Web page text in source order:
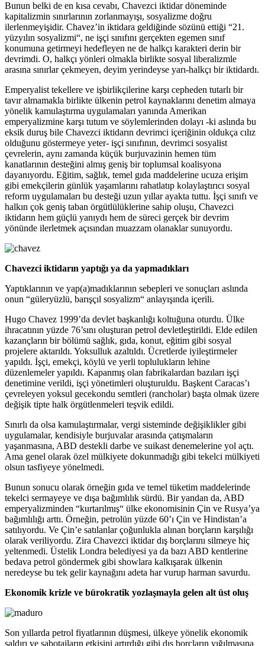
Bunun belki de en kısa cevabı, Chavezci iktidar döneminde
kapitalizmin sınırlarının zorlanmayışı, sosyalizme doğru
ilerlenmeyişidir. Chavez’in iktidara geldiğinde sözünü ettiği “21.
yüzyılın sosyalizmi“, ne işçi sınıfını gerçekten egemen sınıf
konumuna getirmeyi hedefleyen ne de halkçı karakteri derin bir
devrimdi. O, halkçı yönleri olmakla birlikte sosyal liberalizmle
arasına sınırlar çekmeyen, deyim yerindeyse yarı-halkçı bir iktidardı.
Emperyalist tekellere ve işbirlikçilerine karşı cepheden tutarlı bir
tavır almamakla birlikte ülkenin petrol kaynaklarını denetim almaya
yönelik kamulaştırma uygulamaları yanında Amerikan
emperyalizmine karşı tutum ve söylemlerinden dolayı -ki aslında bu
eksik duruş bile Chavezci iktidarın devrimci içeriğinin oldukça cılız
olduğunu göstermeye yeter- işçi sınıfının, devrimci sosyalist
çevrelerin, aynı zamanda küçük burjuvazinin hemen tüm
kanatlarının desteğini almış geniş bir toplumsal koalisyona
dayanıyordu. Eğitim, sağlık, temel gıda maddelerine ucuza erişim
gibi emekçilerin günlük yaşamlarını rahatlatıp kolaylaştırıcı sosyal
reform uygulamaları bu desteği uzun yıllar ayakta tuttu. İşçi sınıfı ve
halkın çok geniş taban örgütlülüklerine sahip oluşu, Chavezci
iktidarın hem güçlü yanıydı hem de süreci gerçek bir devrim
yönünde ilerletmek açısından muazzam olanaklar sunuyordu.
Chavezci iktidarın yaptığı ya da yapmadıkları
Yaptıklarının ve yap(a)madıklarının sebepleri ve sonuçları aslında
onun “güleryüzlü, barışçıl sosyalizm“ anlayışında içerili.
Hugo Chavez 1999’da devlet başkanlığı koltuğuna oturdu. Ülke
ihracatının yüzde 76’sını oluşturan petrol devletleştirildi. Elde edilen
kazançların bir bölümü sağlık, gıda, konut, eğitim gibi sosyal
projelere aktarıldı. Yoksulluk azaltıldı. Ücretlerde iyileştirmeler
yapıldı. İşçi, emekçi, köylü ve yerli toplulukların lehine
düzenlemeler yapıldı. Kapanmış olan fabrikalardan bazıları işçi
denetimine verildi, işçi yönetimleri oluşturuldu. Başkent Caracas’ı
çevreleyen yoksul gecekondu semtleri (rancholar) başta olmak üzere
değişik tipte halk örgütlenmeleri teşvik edildi.
Sınırlı da olsa kamulaştırmalar, vergi sisteminde değişiklikler gibi
uygulamalar, kendisiyle burjuvalar arasında çatışmaların
yaşanmasına, ABD destekli darbe ve suikast denemelerine yol açtı.
Ama genel olarak özel mülkiyete dokunmadığı gibi tekelci mülkiyeti
olsun tasfiyeye yönelmedi.
Bunun sonucu olarak örneğin gıda ve temel tüketim maddelerinde
tekelci sermayeye ve dışa bağımlılık sürdü. Bir yandan da, ABD
emperyalizminden “kurtarılmış“ ülke ekonomisinin Çin ve Rusya’ya
bağımlılığı arttı. Örneğin, petrolün yüzde 60’ı Çin ve Hindistan’a
satılıyordu. Ve Çin’e satılanlar çoğunlukla alınan borçların karşılığı
olarak veriliyordu. Zira Chavezci iktidar dış borçlarını silmeye hiç
yeltenmedi. Üstelik Londra belediyesi ya da bazı ABD kentlerine
bedava petrol göndermek gibi showlara kalkışarak ülkenin
neredeyse bu tek gelir kaynağını adeta har vurup harman savurdu.
Ekonomik krizle ve bürokratik yozlaşmayla gelen alt üst oluş
Son yıllarda petrol fiyatlarının düşmesi, ülkeye yönelik ekonomik
saldırı ve sabotajların etkisini artırdığı gibi dış borçların yığılmasına